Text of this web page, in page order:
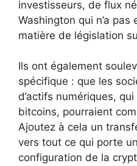
investisseurs, de flux
Washington qui n’a pas
matière de législation
Ils ont également
spécifique : que les
d’actifs numériques,
bitcoins, pourraient
Ajoutez à cela un
vers tout ce qui porte
configuration de la